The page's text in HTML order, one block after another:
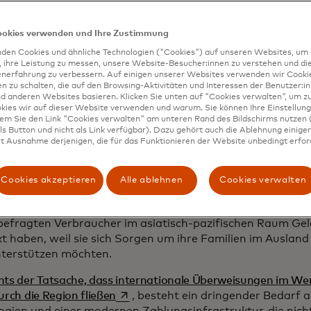
ist Herr Thành einer von vielen, die im Ausland
um ihre Familie zu unterstützen.
von Mastercard über grenzenlose Zahlungen ergaben,
Verbraucher im asiatisch-pazifischen Raum
haben, weil sie sich Sorgen um ihre Familien im
möchten.
der Tatsache, dass internationale Überweisungen im
die Region fließen wird in einer neuen Registerkarte
, besteht ein dringender Bedarf
verwenden und Ihre Zustimmung
Cookies und ähnliche Technologien ("Cookies") auf unseren Websites, um
ihre Leistung zu messen, unsere Website-Besucher:innen zu verstehen und die
zu verbessern. Auf einigen unserer Websites verwenden wir
zu schalten, die auf den Browsing-Aktivitäten und Interessen der
anderen Websites basieren. Klicken Sie unten auf "Cookies verwalten", um
wir auf dieser Website verwenden und warum. Sie können Ihre
Sie den Link "Cookies verwalten" am unteren Rand des Bildschirms nutzen
Button und nicht als Link verfügbar). Dazu gehört auch die Ablehnung
Ausnahme derjenigen, die für das Funktionieren der Website unbedingt
Cookies akzeptieren Alle ablehnen Cookies verwalten